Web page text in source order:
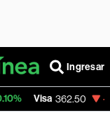
Ingresar
-2.15%